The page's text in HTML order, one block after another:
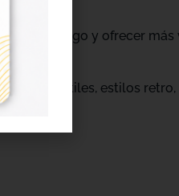
su catálogo y ofrecer más
infantiles, estilos retro,